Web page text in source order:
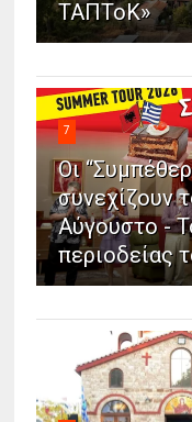
ΤΑΠΤοΚ»
7
Οι
συνεχίζουν
Αύγουστο -
περιοδείας